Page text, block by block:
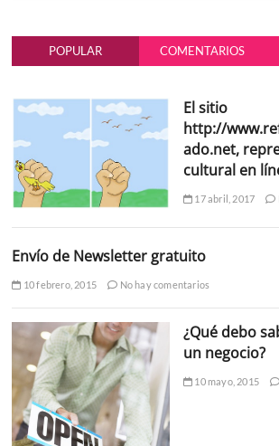
POPULAR COMENTARIOS
El sitio
http://
ado.net,
cultural en
17 abril, 2017
Envío de Newsletter gratuito
10 febrero, 2015 No hay comentarios
¿Qué debo
un negocio?
10 mayo, 2015